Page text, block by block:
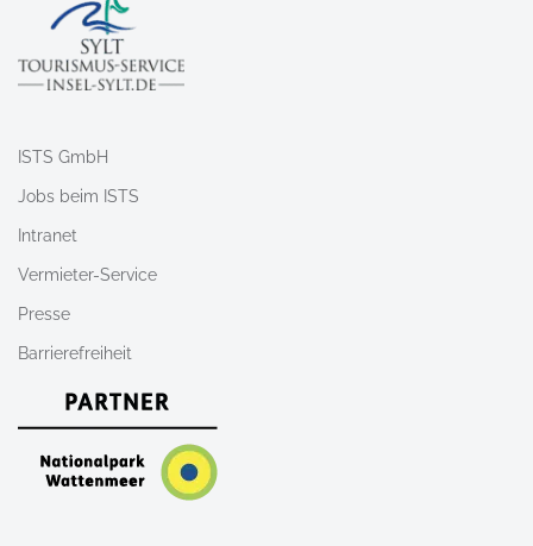
ISTS GmbH
Jobs beim ISTS
Intranet
Vermieter-Service
Presse
Barrierefreiheit